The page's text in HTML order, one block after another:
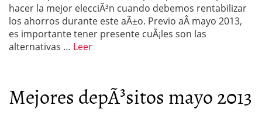
hacer la mejor elecciÃ³n cuando debemos rentabilizar
los ahorros durante este aÃ±o. Previo aÂ mayo 2013,
es importante tener presente cuÃ¡les son las
alternativas … Leer
Mejores depÃ³sitos mayo 2013